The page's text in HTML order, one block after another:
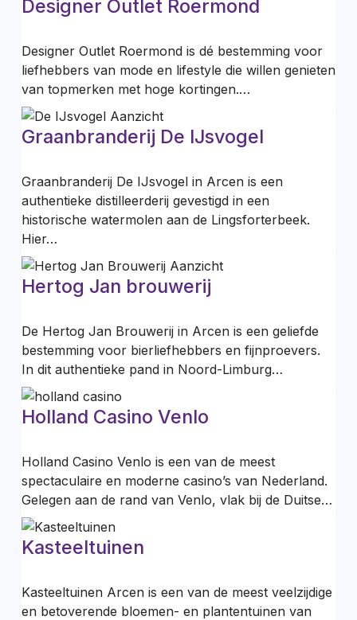
Designer Outlet Roermond
Designer Outlet Roermond is dé bestemming voor
liefhebbers van mode en lifestyle die willen genieten
van topmerken met hoge kortingen.…
Graanbranderij De IJsvogel
Graanbranderij De IJsvogel in Arcen is een
authentieke distilleerderij gevestigd in een
historische watermolen aan de Lingsforterbeek.
Hier…
Hertog Jan brouwerij
De Hertog Jan Brouwerij in Arcen is een geliefde
bestemming voor bierliefhebbers en fijnproevers.
In dit authentieke pand in Noord-Limburg…
Holland Casino Venlo
Holland Casino Venlo is een van de meest
spectaculaire en moderne casino’s van Nederland.
Gelegen aan de rand van Venlo, vlak bij de Duitse…
Kasteeltuinen
Kasteeltuinen Arcen is een van de meest veelzijdige
en betoverende bloemen- en plantentuinen van